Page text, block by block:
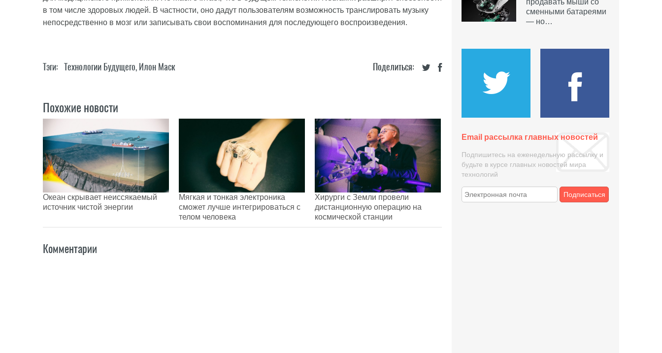
в том числе здоровых людей. В частности, оно дадут пользователям возможность транслировать музыку
непосредственно в мозг или записывать свои воспоминания для последующего воспроизведения.
Поделиться:
Тэги: Технологии Будущего, Илон Маск
Похожие новости
Океан скрывает неиссякаемый
источник чистой энергии
Мягкая и тонкая электроника
сможет лучше интегрироваться с
телом человека
Хирурги с Земли провели
дистанционную операцию на
космической станции
Комментарии
продавать мыши со
сменными батареями
— но…
Email рассылка главных новостей
Подпишитесь на еженедельную рассылку и
будьте в курсе главных новостей мира
технологий
Подписаться